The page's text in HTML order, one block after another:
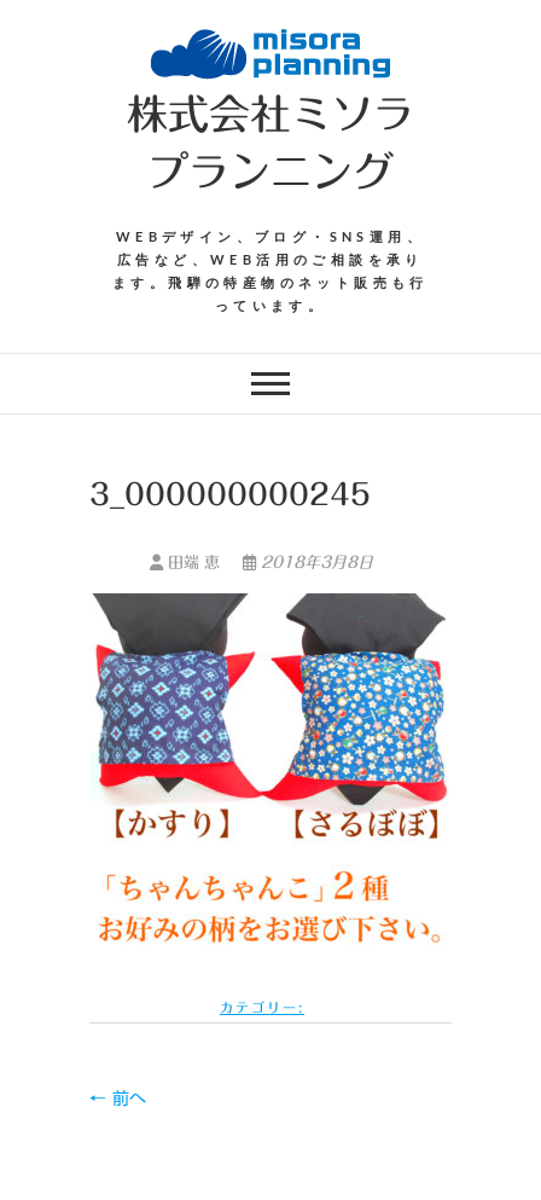
株式会社ミソラ
プランニング
WEBデザイン、ブログ・SNS運用、
広告など、WEB活用のご相談を承り
ます。飛騨の特産物のネット販売も行
っています。
3_000000000245
田端 恵 2018年3月8日
カテゴリー:
← 前へ